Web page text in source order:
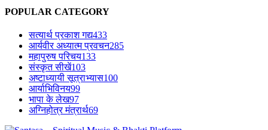
POPULAR CATEGORY
सत्यार्थ प्रकाश गद्य433
आर्यवीर अध्यात्म प्रवचन285
महापुरुष परिचय133
संस्कृत सीखें103
अष्टाध्यायी सूत्राभ्यास100
आर्याभिविनय99
भापा के लेख97
अग्निहोत्र मंत्रार्थ69